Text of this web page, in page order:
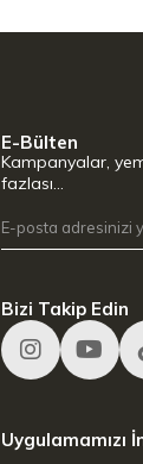
E-Bülten
Kampanyalar,
fazlası…
Bizi Takip Edin
Uygulamamızı